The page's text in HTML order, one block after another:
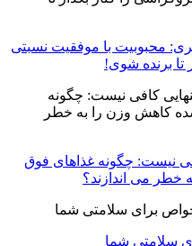
محبوبیت با موفقیت نسبتی
تا برنده شوی!
نیست: چگونه غذاهای فوق
می اندازند؟
سلامتی شما